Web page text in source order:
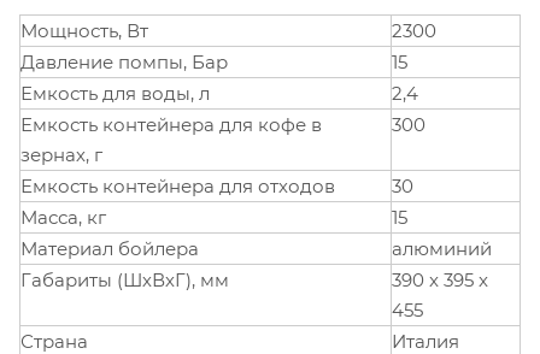
Мощность, Вт
2300
Давление помпы, Бар
15
Емкость для воды, л
2,4
Емкость контейнера для кофе в
зернах, г
300
Емкость контейнера для отходов
30
Масса, кг
15
Материал бойлера
алюминий
Габариты (ШхВхГ), мм
390 x 395 x
455
Страна
Италия